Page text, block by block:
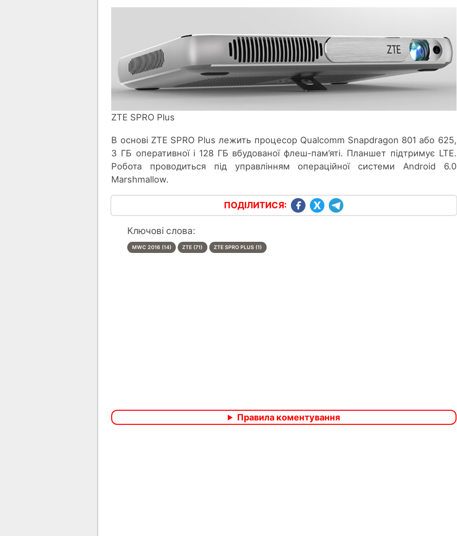
ZTE SPRO Plus
В основі ZTE SPRO Plus лежить процесор Qualcomm Snapdragon 801 або 625,
3 ГБ оперативної і 128 ГБ вбудованої флеш-пам’яті. Планшет підтримує LTE.
Робота проводиться під управлінням операційної системи Android 6.0
Marshmallow.
ПОДІЛИТИСЯ:
Ключові слова:
MWC 2016 (14) ZTE (71) ZTE SPRO PLUS (1)
Правила коментування